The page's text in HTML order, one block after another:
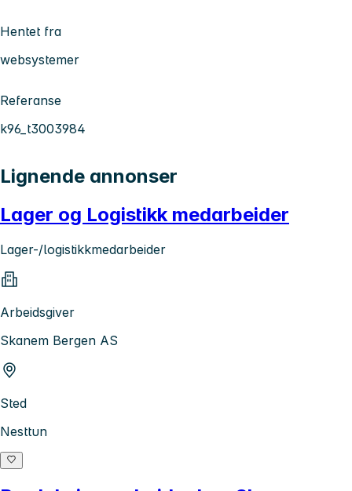
Hentet fra
websystemer
Referanse
k96_t3003984
Lignende annonser
Lager og Logistikk medarbeider
Lager-/logistikkmedarbeider
Arbeidsgiver
Skanem Bergen AS
Sted
Nesttun